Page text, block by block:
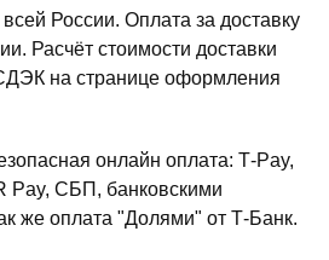
России. Оплата за доставку
Расчёт стоимости доставки
на странице оформления
онлайн оплата: T‑Pay,
Pay, СБП, банковскими
же оплата "Долями" от Т-Банк.